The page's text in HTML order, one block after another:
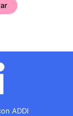
ADDI